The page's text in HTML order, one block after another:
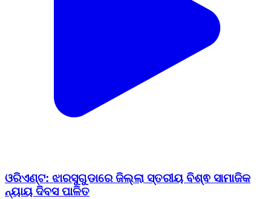
ଓରିଏଣ୍ଟ: ଝାରସୁଗୁଡାରେ ଜିଲ୍ଲା ସ୍ତରୀୟ ବିଶ୍ଵ ସାମାଜିକ
ନ୍ୟାୟ ଦିବସ ପାଳିତ